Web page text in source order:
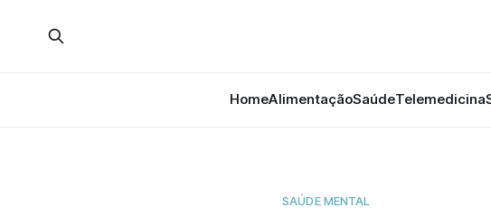
HomeAlimentaçãoSaúdeTelemedicina
SAÚDE MENTAL